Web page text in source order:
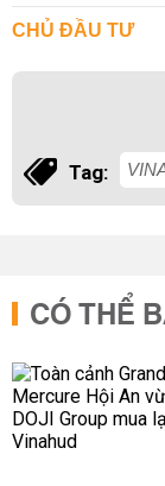
CHỦ ĐẦU TƯ
Tag:
CÓ THỂ